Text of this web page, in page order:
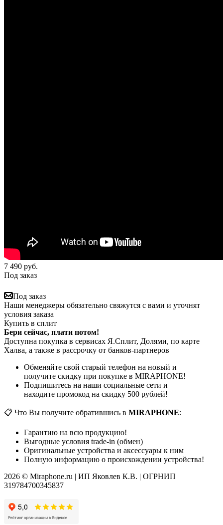
7 490 руб.
Под заказ
Под заказ
Наши менеджеры обязательно свяжутся с вами и уточнят
условия заказа
Купить в сплит
Бери сейчас, плати потом!
Доступна покупка в сервисах Я.Сплит, Долями, по карте
Халва, а также в рассрочку от банков-партнеров
Обменяйте свой старый телефон на новый и
получите скидку при покупке в MIRAPHONE!
Подпишитесь на наши социальные сети и
находите промокод на скидку 500 рублей!
📋 Что Вы получите обратившись в MIRAPHONE:
Гарантию на всю продукцию!
Выгодные условия trade-in (обмен)
Оригинальные устройства и аксессуары к ним
Полную информацию о происхождении устройства!
2026 © Miraphone.ru | ИП Яковлев К.В. | ОГРНИП
319784700345837